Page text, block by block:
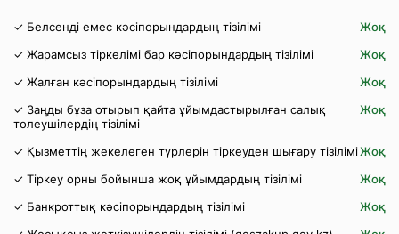
✓ Белсенді емес кәсіпорындардың тізілімі
Жоқ
✓ Жарамсыз тіркелімі бар кәсіпорындардың тізілімі
Жоқ
✓ Жалған кәсіпорындардың тізілімі
Жоқ
✓ Заңды бұза отырып қайта ұйымдастырылған салық
төлеушілердің тізілімі
Жоқ
✓ Қызметтің жекелеген түрлерін тіркеуден шығару тізіліміЖоқ
✓ Тіркеу орны бойынша жоқ ұйымдардың тізілімі
Жоқ
✓ Банкроттық кәсіпорындардың тізілімі
Жоқ